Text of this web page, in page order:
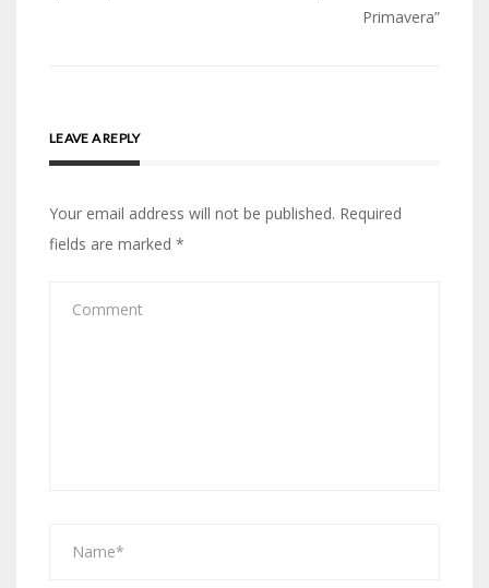
Primavera”
LEAVE A REPLY
Your email address will not be published. Required
fields are marked *